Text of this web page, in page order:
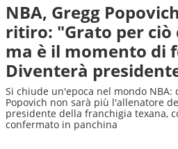
NBA, Gregg
ritiro: "Grato per ciò
ma è il momento di
Diventerà
Si chiude un'epoca nel mondo NBA:
Popovich non sarà più l'allenatore
presidente della franchigia texana,
confermato in panchina